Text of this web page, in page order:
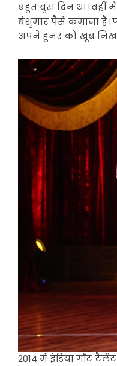
बहुत बुरा दिन था।
बेशुमार पैसे कमाना है।
अपने हुनर को खूब
2014 में इंडिया गॉट